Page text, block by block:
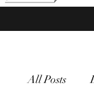
All Posts